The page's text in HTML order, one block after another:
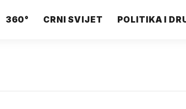
360° CRNI SVIJET POLITIKA I